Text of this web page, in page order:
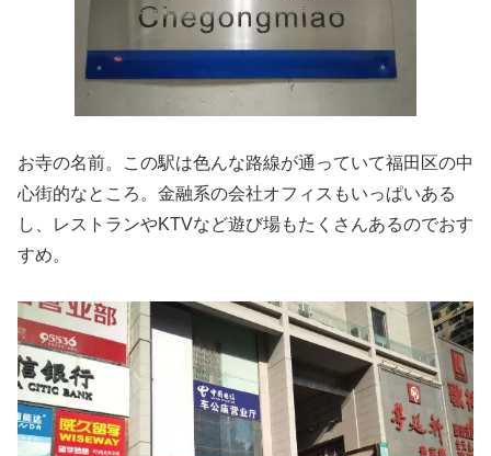
お寺の名前。この駅は色んな路線が通っていて福田区の中
心街的なところ。金融系の会社オフィスもいっぱいある
し、レストランやKTVなど遊び場もたくさんあるのでおす
すめ。